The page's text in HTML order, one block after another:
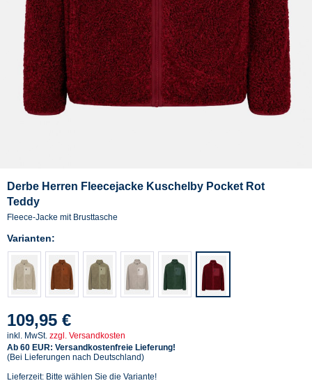
Derbe Herren Fleecejacke Kuschelby Pocket Rot
Teddy
Fleece-Jacke mit Brusttasche
Varianten:
109,95 €
inkl. MwSt. zzgl. Versandkosten
Ab 60 EUR: Versandkostenfreie Lieferung!
(Bei Lieferungen nach Deutschland)
Lieferzeit: Bitte wählen Sie die Variante!